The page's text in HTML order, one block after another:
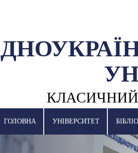
КЛАСИЧНИЙ
ГОЛОВНА УНІВЕРСИТЕТ